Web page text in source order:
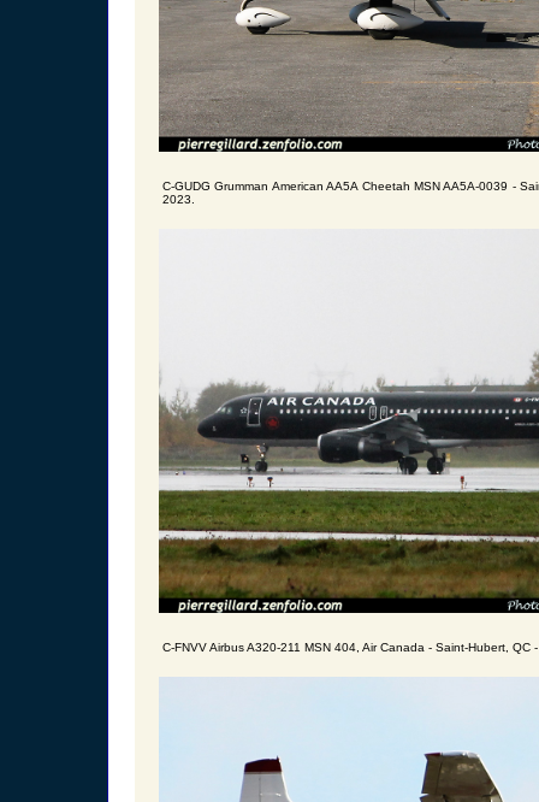
C-GUDG Grumman American AA5A Cheetah MSN AA5A-0039 -
2023.
C-FNVV Airbus A320-211 MSN 404, Air Canada - Saint-Hubert, QC